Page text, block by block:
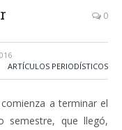
0
ARTÍCULOS PERIODÍSTICOS
a terminar el
semestre, que llegó,